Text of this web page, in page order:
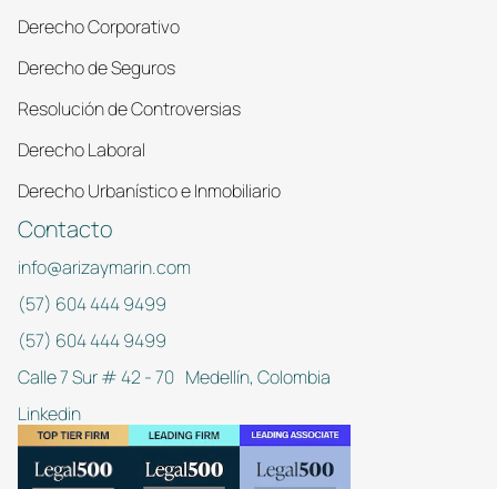
Derecho Corporativo
Derecho de Seguros
Resolución de Controversias
Derecho Laboral
Derecho Urbanístico e Inmobiliario
Contacto
info@arizaymarin.com
(57) 604 444 9499
(57) 604 444 9499
Calle 7 Sur # 42 - 70 Medellín, Colombia
Linkedin